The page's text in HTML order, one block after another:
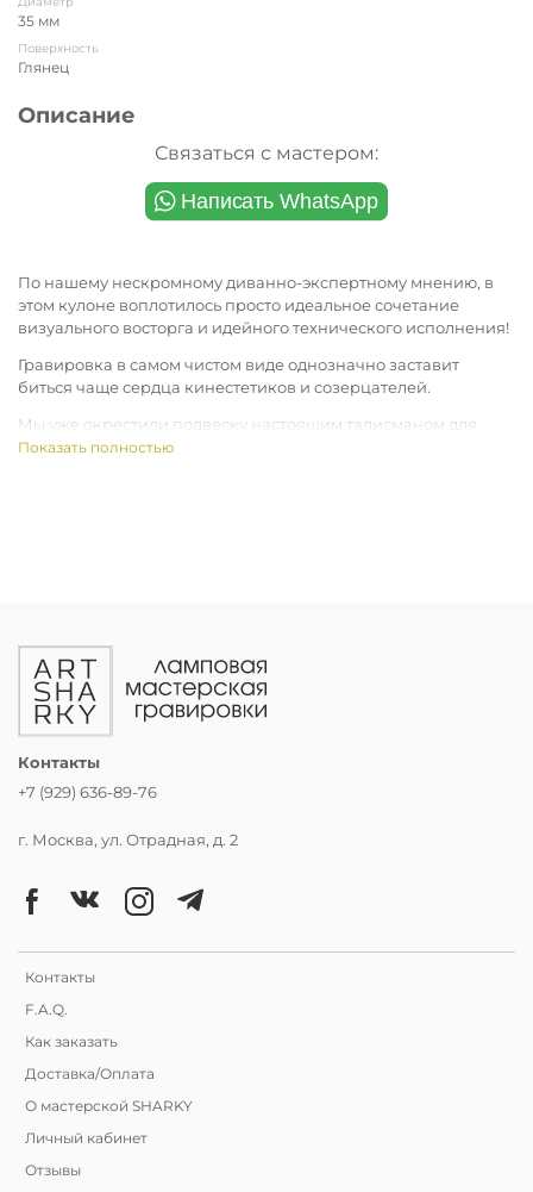
35 мм
Поверхность
Глянец
Описание
Связаться с мастером:
По нашему нескромному диванно-экспертному мнению, в
этом кулоне воплотилось просто идеальное сочетание
визуального восторга и идейного технического исполнения!
Гравировка в самом чистом виде однозначно заставит
биться чаще сердца кинестетиков и созерцателей.
Мы уже окрестили подвеску настоящим талисманом для
путешественников и мечтаем видеть их по всему миру как
Показать полностью
Контакты
F.A.Q.
Как заказать
Доставка/Оплата
О мастерской SHARKY
Личный кабинет
Отзывы
Контакты
+7 (929) 636-89-76
г. Москва, ул. Отрадная, д. 2